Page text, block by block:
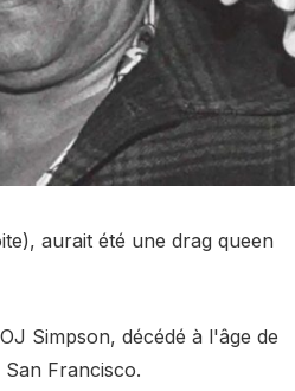
aurait été une drag queen
Simpson, décédé à l'âge de
Francisco.